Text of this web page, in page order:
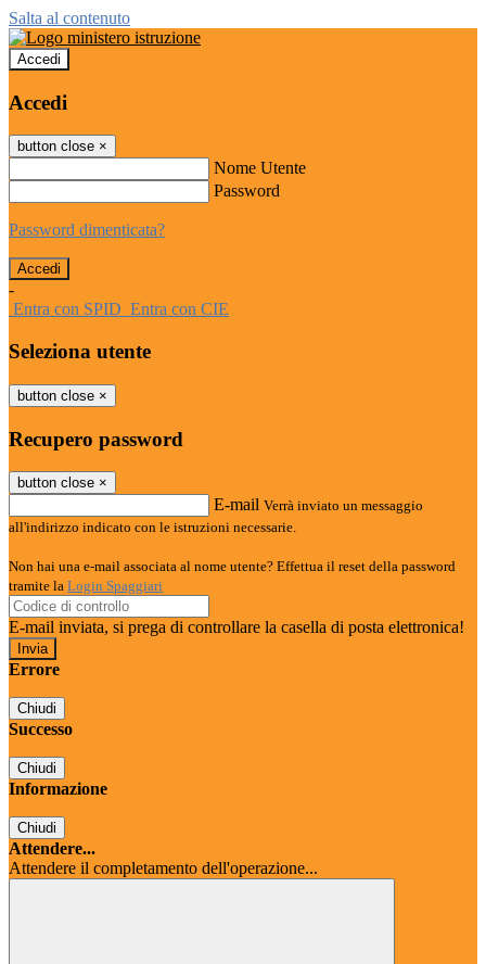
Salta al contenuto
Accedi
Accedi
button close ×
Nome Utente
Password
Password dimenticata?
-
Entra con SPID Entra con CIE
Seleziona utente
button close ×
Recupero password
button close ×
E-mail Verrà inviato un messaggio
all'indirizzo indicato con le istruzioni necessarie.
Non hai una e-mail associata al nome utente? Effettua il reset della password
tramite la Login Spaggiari
E-mail inviata, si prega di controllare la casella di posta elettronica!
Errore
Chiudi
Successo
Chiudi
Informazione
Chiudi
Attendere...
Attendere il completamento dell'operazione...